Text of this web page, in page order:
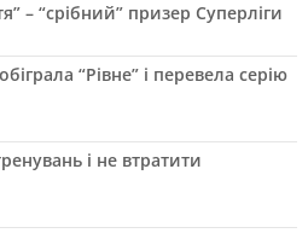
– “срібний” призер Суперліги
“Рівне” і перевела серію
і не втратити